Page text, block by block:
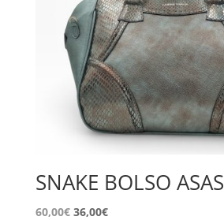
SNAKE BOLSO ASAS
El
60,00€El36,00€